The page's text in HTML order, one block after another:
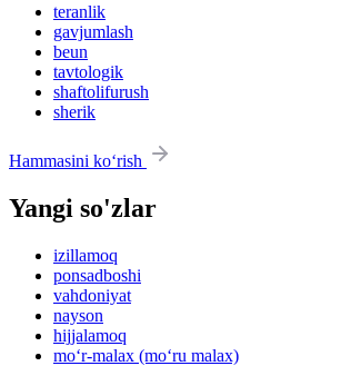
teranlik
gavjumlash
beun
tavtologik
shaftolifurush
sherik
Hammasini ko‘rish
Yangi so'zlar
izillamoq
ponsadboshi
vahdoniyat
nayson
hijjalamoq
mo‘r-malax (mo‘ru malax)